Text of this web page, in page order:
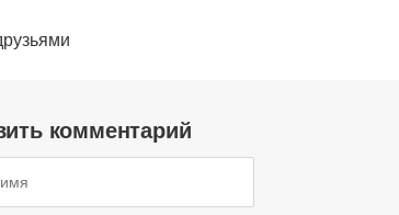
комментарий